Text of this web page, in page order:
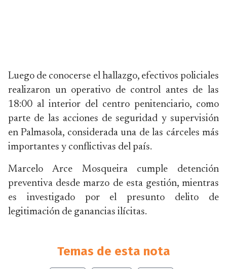
Luego de conocerse el hallazgo, efectivos policiales
realizaron un operativo de control antes de las
18:00 al interior del centro penitenciario, como
parte de las acciones de seguridad y supervisión
en Palmasola, considerada una de las cárceles más
importantes y conflictivas del país.
Marcelo Arce Mosqueira cumple detención
preventiva desde marzo de esta gestión, mientras
es investigado por el presunto delito de
legitimación de ganancias ilícitas.
Temas de esta nota